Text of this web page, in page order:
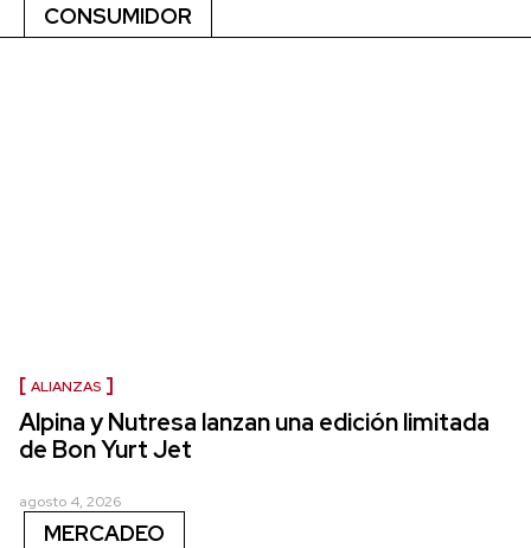
CONSUMIDOR
ALIANZAS
Alpina y Nutresa lanzan una edición limitada
de Bon Yurt Jet
agosto 4, 2026
MERCADEO